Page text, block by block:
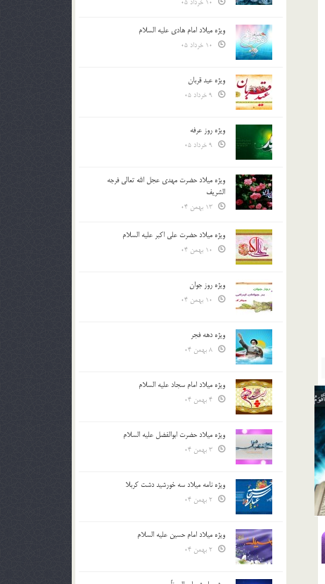
ویژه میلاد امام هادی علیه السلام
ویژه عید قربان
ویژه روز عرفه
ویژه میلاد حضرت مهدی عجل الله تعالی فرجه
الشريف
ویژه میلاد حضرت علی اکبر علیه السلام
ویژه روز جوان
ویژه دهه فجر
ویژه میلاد امام سجاد علیه السلام
ویژه میلاد حضرت ابوالفضل علیه السلام
ویژه نامه میلاد سه خورشید دشت کربلا
ویژه میلاد امام حسین علیه السلام